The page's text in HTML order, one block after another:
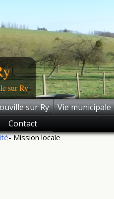
sur Ry
sur Ry Vie municipale
Contact
- Mission locale